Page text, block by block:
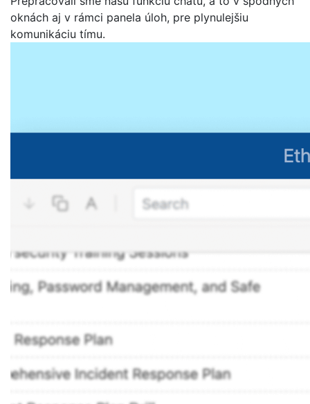
oknách aj v rámci panela úloh, pre plynulejšiu
komunikáciu tímu.